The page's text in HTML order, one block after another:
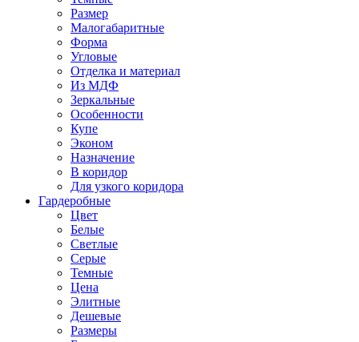
Размер
Малогабаритные
Форма
Угловые
Отделка и материал
Из МДФ
Зеркальные
Особенности
Купе
Эконом
Назначение
В коридор
Для узкого коридора
Гардеробные
Цвет
Белые
Светлые
Серые
Темные
Цена
Элитные
Дешевые
Размеры